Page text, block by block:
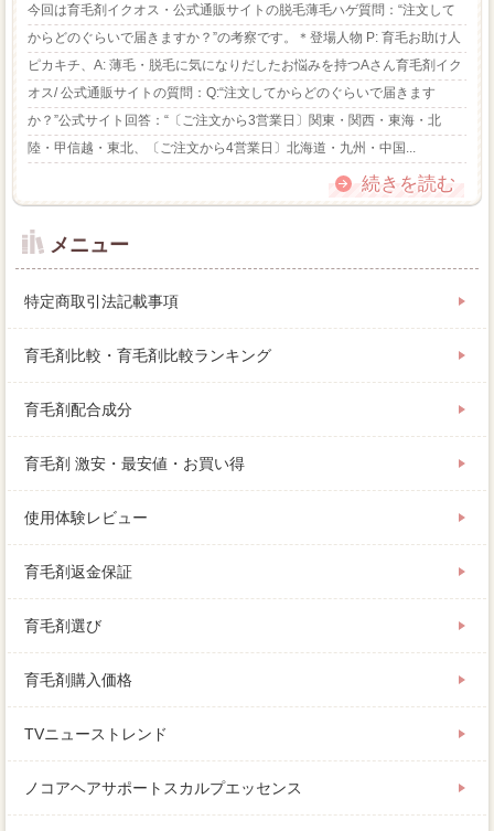
今回は育毛剤イクオス・公式通販サイトの脱毛薄毛ハゲ質問：“注文して
からどのぐらいで届きますか？”の考察です。＊登場人物 P: 育毛お助け人
ピカキチ、A: 薄毛・脱毛に気になりだしたお悩みを持つAさん育毛剤イク
オス/ 公式通販サイトの質問：Q:“注文してからどのぐらいで届きます
か？”公式サイト回答：“〔ご注文から3営業日〕関東・関西・東海・北
陸・甲信越・東北、〔ご注文から4営業日〕北海道・九州・中国...
続きを読む
メニュー
特定商取引法記載事項
育毛剤比較・育毛剤比較ランキング
育毛剤配合成分
育毛剤 激安・最安値・お買い得
使用体験レビュー
育毛剤返金保証
育毛剤選び
育毛剤購入価格
TVニューストレンド
ノコアヘアサポートスカルプエッセンス